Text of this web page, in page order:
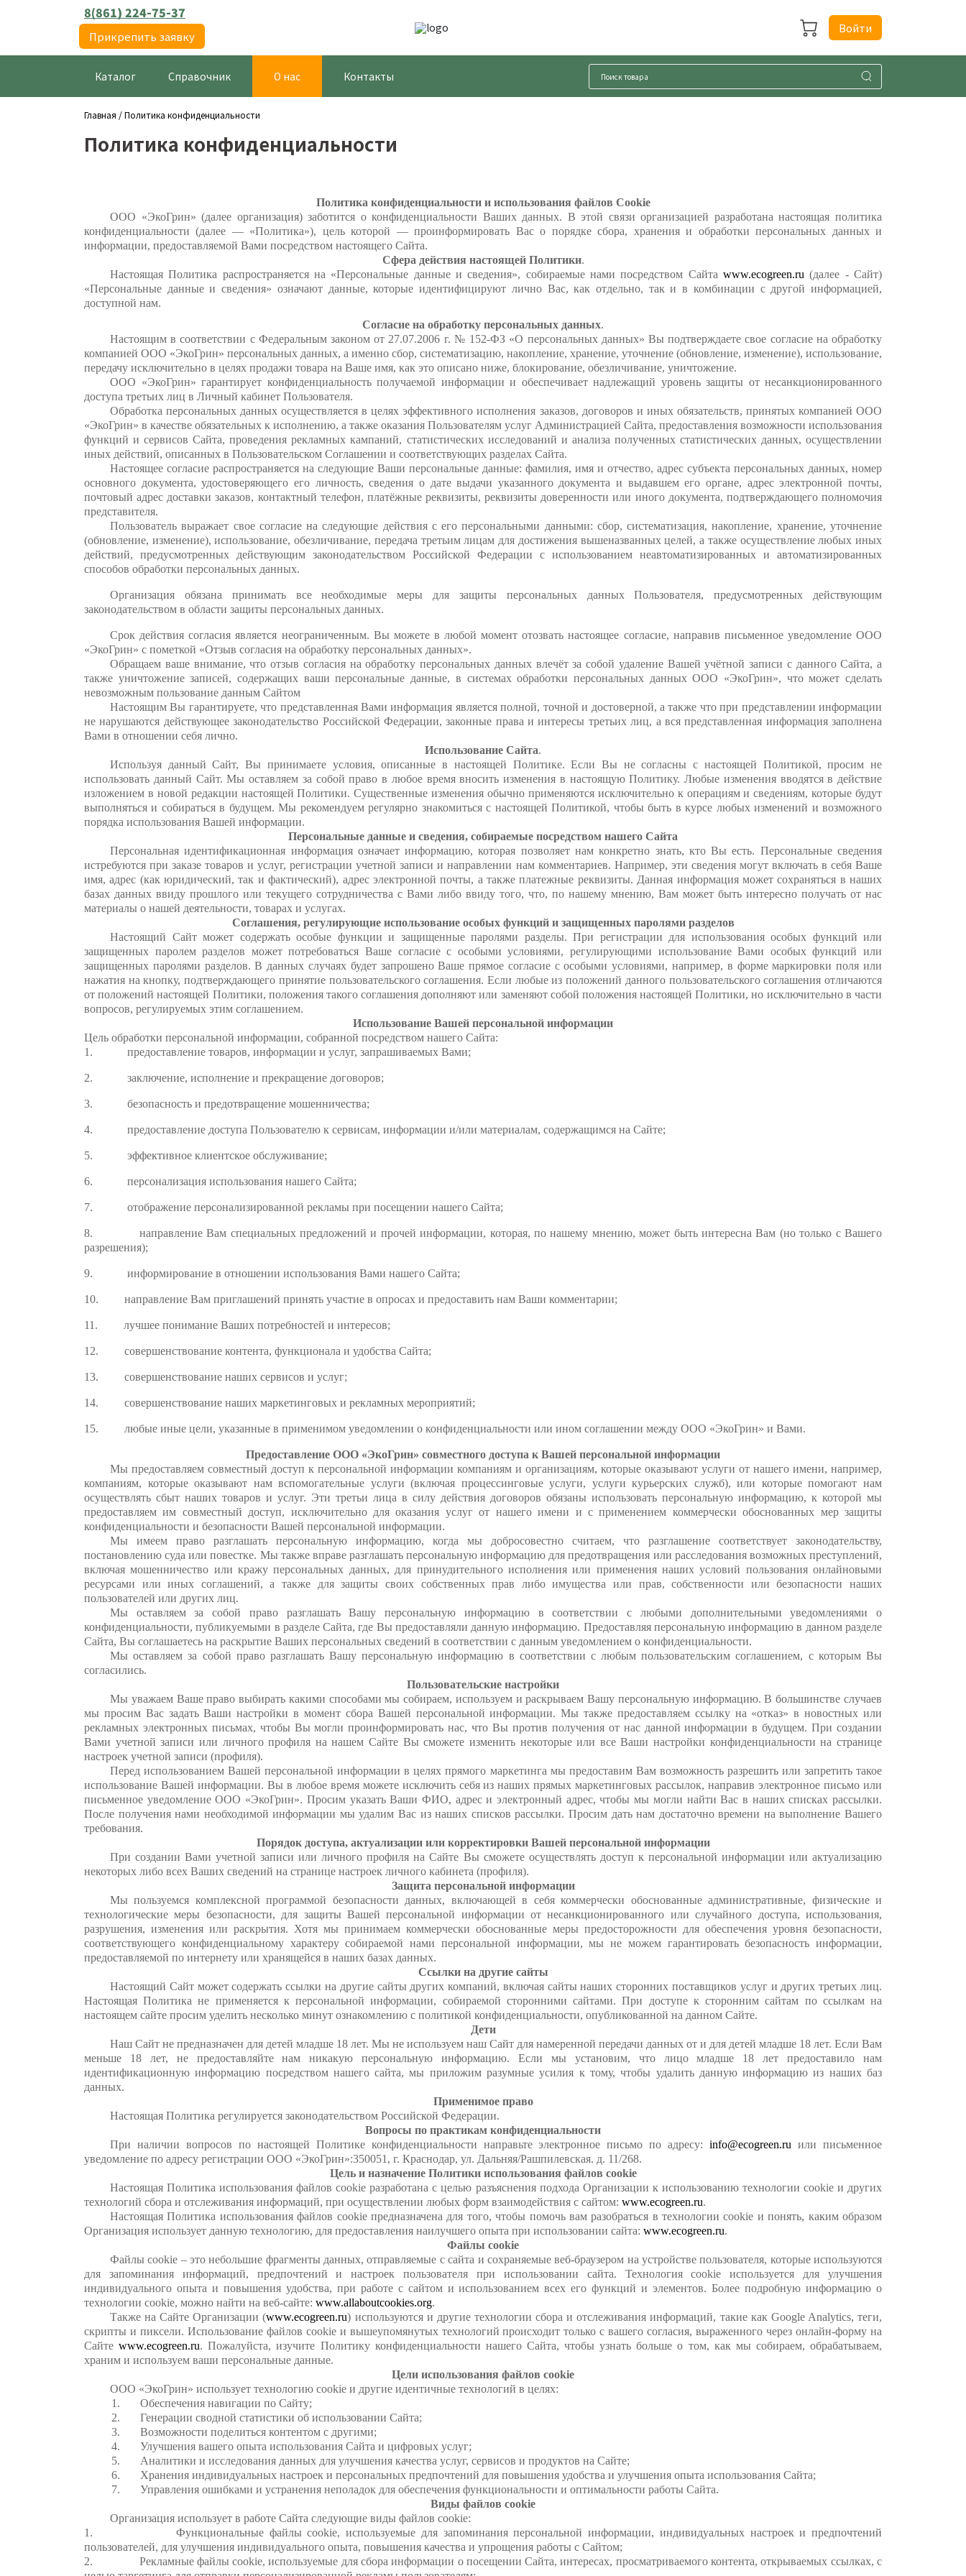
8(861) 224-75-37
Прикрепить заявку
Войти
Каталог Справочник О нас Контакты
Главная /Политика конфиденциальности
Политика конфиденциальности
Политика конфиденциальности и использования файлов Cookie
ООО «ЭкоГрин» (далее организация) заботится о конфиденциальности Ваших данных. В этой связи организацией разработана настоящая политика
конфиденциальности (далее — «Политика»), цель которой — проинформировать Вас о порядке сбора, хранения и обработки персональных данных и
информации, предоставляемой Вами посредством настоящего Сайта.
Сфера действия настоящей Политики.
Настоящая Политика распространяется на «Персональные данные и сведения», собираемые нами посредством Сайта www.ecogreen.ru (далее - Сайт)
«Персональные данные и сведения» означают данные, которые идентифицируют лично Вас, как отдельно, так и в комбинации с другой информацией,
доступной нам.
Согласие на обработку персональных данных.
Настоящим в соответствии с Федеральным законом от 27.07.2006 г. № 152-ФЗ «О персональных данных» Вы подтверждаете свое согласие на обработку
компанией ООО «ЭкоГрин» персональных данных, а именно сбор, систематизацию, накопление, хранение, уточнение (обновление, изменение), использование,
передачу исключительно в целях продажи товара на Ваше имя, как это описано ниже, блокирование, обезличивание, уничтожение.
ООО «ЭкоГрин» гарантирует конфиденциальность получаемой информации и обеспечивает надлежащий уровень защиты от несанкционированного
доступа третьих лиц в Личный кабинет Пользователя.
Обработка персональных данных осуществляется в целях эффективного исполнения заказов, договоров и иных обязательств, принятых компанией ООО
«ЭкоГрин» в качестве обязательных к исполнению, а также оказания Пользователям услуг Администрацией Сайта, предоставления возможности использования
функций и сервисов Сайта, проведения рекламных кампаний, статистических исследований и анализа полученных статистических данных, осуществлении
иных действий, описанных в Пользовательском Соглашении и соответствующих разделах Сайта.
Настоящее согласие распространяется на следующие Ваши персональные данные: фамилия, имя и отчество, адрес субъекта персональных данных, номер
основного документа, удостоверяющего его личность, сведения о дате выдачи указанного документа и выдавшем его органе, адрес электронной почты,
почтовый адрес доставки заказов, контактный телефон, платёжные реквизиты, реквизиты доверенности или иного документа, подтверждающего полномочия
представителя.
Пользователь выражает свое согласие на следующие действия с его персональными данными: сбор, систематизация, накопление, хранение, уточнение
(обновление, изменение), использование, обезличивание, передача третьим лицам для достижения вышеназванных целей, а также осуществление любых иных
действий, предусмотренных действующим законодательством Российской Федерации с использованием неавтоматизированных и автоматизированных
способов обработки персональных данных.
Организация обязана принимать все необходимые меры для защиты персональных данных Пользователя, предусмотренных действующим
законодательством в области защиты персональных данных.
Срок действия согласия является неограниченным. Вы можете в любой момент отозвать настоящее согласие, направив письменное уведомление ООО
«ЭкоГрин» с пометкой «Отзыв согласия на обработку персональных данных».
Обращаем ваше внимание, что отзыв согласия на обработку персональных данных влечёт за собой удаление Вашей учётной записи с данного Сайта, а
также уничтожение записей, содержащих ваши персональные данные, в системах обработки персональных данных ООО «ЭкоГрин», что может сделать
невозможным пользование данным Сайтом
Настоящим Вы гарантируете, что представленная Вами информация является полной, точной и достоверной, а также что при представлении информации
не нарушаются действующее законодательство Российской Федерации, законные права и интересы третьих лиц, а вся представленная информация заполнена
Вами в отношении себя лично.
Использование Сайта.
Используя данный Сайт, Вы принимаете условия, описанные в настоящей Политике. Если Вы не согласны с настоящей Политикой, просим не
использовать данный Сайт. Мы оставляем за собой право в любое время вносить изменения в настоящую Политику. Любые изменения вводятся в действие
изложением в новой редакции настоящей Политики. Существенные изменения обычно применяются исключительно к операциям и сведениям, которые будут
выполняться и собираться в будущем. Мы рекомендуем регулярно знакомиться с настоящей Политикой, чтобы быть в курсе любых изменений и возможного
порядка использования Вашей информации.
Персональные данные и сведения, собираемые посредством нашего Сайта
Персональная идентификационная информация означает информацию, которая позволяет нам конкретно знать, кто Вы есть. Персональные сведения
истребуются при заказе товаров и услуг, регистрации учетной записи и направлении нам комментариев. Например, эти сведения могут включать в себя Ваше
имя, адрес (как юридический, так и фактический), адрес электронной почты, а также платежные реквизиты. Данная информация может сохраняться в наших
базах данных ввиду прошлого или текущего сотрудничества с Вами либо ввиду того, что, по нашему мнению, Вам может быть интересно получать от нас
материалы о нашей деятельности, товарах и услугах.
Соглашения, регулирующие использование особых функций и защищенных паролями разделов
Настоящий Сайт может содержать особые функции и защищенные паролями разделы. При регистрации для использования особых функций или
защищенных паролем разделов может потребоваться Ваше согласие с особыми условиями, регулирующими использование Вами особых функций или
защищенных паролями разделов. В данных случаях будет запрошено Ваше прямое согласие с особыми условиями, например, в форме маркировки поля или
нажатия на кнопку, подтверждающего принятие пользовательского соглашения. Если любые из положений данного пользовательского соглашения отличаются
от положений настоящей Политики, положения такого соглашения дополняют или заменяют собой положения настоящей Политики, но исключительно в части
вопросов, регулируемых этим соглашением.
Использование Вашей персональной информации
Цель обработки персональной информации, собранной посредством нашего Сайта:
1. предоставление товаров, информации и услуг, запрашиваемых Вами;
2. заключение, исполнение и прекращение договоров;
3. безопасность и предотвращение мошенничества;
4. предоставление доступа Пользователю к сервисам, информации и/или материалам, содержащимся на Сайте;
5. эффективное клиентское обслуживание;
6. персонализация использования нашего Сайта;
7. отображение персонализированной рекламы при посещении нашего Сайта;
8. направление Вам специальных предложений и прочей информации, которая, по нашему мнению, может быть интересна Вам (но только с Вашего
разрешения);
9. информирование в отношении использования Вами нашего Сайта;
10. направление Вам приглашений принять участие в опросах и предоставить нам Ваши комментарии;
11. лучшее понимание Ваших потребностей и интересов;
12. совершенствование контента, функционала и удобства Сайта;
13. совершенствование наших сервисов и услуг;
14. совершенствование наших маркетинговых и рекламных мероприятий;
15. любые иные цели, указанные в применимом уведомлении о конфиденциальности или ином соглашении между ООО «ЭкоГрин» и Вами.
Предоставление ООО «ЭкоГрин» совместного доступа к Вашей персональной информации
Мы предоставляем совместный доступ к персональной информации компаниям и организациям, которые оказывают услуги от нашего имени, например,
компаниям, которые оказывают нам вспомогательные услуги (включая процессинговые услуги, услуги курьерских служб), или которые помогают нам
осуществлять сбыт наших товаров и услуг. Эти третьи лица в силу действия договоров обязаны использовать персональную информацию, к которой мы
предоставляем им совместный доступ, исключительно для оказания услуг от нашего имени и с применением коммерчески обоснованных мер защиты
конфиденциальности и безопасности Вашей персональной информации.
Мы имеем право разглашать персональную информацию, когда мы добросовестно считаем, что разглашение соответствует законодательству,
постановлению суда или повестке. Мы также вправе разглашать персональную информацию для предотвращения или расследования возможных преступлений,
включая мошенничество или кражу персональных данных, для принудительного исполнения или применения наших условий пользования онлайновыми
ресурсами или иных соглашений, а также для защиты своих собственных прав либо имущества или прав, собственности или безопасности наших
пользователей или других лиц.
Мы оставляем за собой право разглашать Вашу персональную информацию в соответствии с любыми дополнительными уведомлениями о
конфиденциальности, публикуемыми в разделе Сайта, где Вы предоставляли данную информацию. Предоставляя персональную информацию в данном разделе
Сайта, Вы соглашаетесь на раскрытие Ваших персональных сведений в соответствии с данным уведомлением о конфиденциальности.
Мы оставляем за собой право разглашать Вашу персональную информацию в соответствии с любым пользовательским соглашением, с которым Вы
согласились.
Пользовательские настройки
Мы уважаем Ваше право выбирать какими способами мы собираем, используем и раскрываем Вашу персональную информацию. В большинстве случаев
мы просим Вас задать Ваши настройки в момент сбора Вашей персональной информации. Мы также предоставляем ссылку на «отказ» в новостных или
рекламных электронных письмах, чтобы Вы могли проинформировать нас, что Вы против получения от нас данной информации в будущем. При создании
Вами учетной записи или личного профиля на нашем Сайте Вы сможете изменить некоторые или все Ваши настройки конфиденциальности на странице
настроек учетной записи (профиля).
Перед использованием Вашей персональной информации в целях прямого маркетинга мы предоставим Вам возможность разрешить или запретить такое
использование Вашей информации. Вы в любое время можете исключить себя из наших прямых маркетинговых рассылок, направив электронное письмо или
письменное уведомление ООО «ЭкоГрин». Просим указать Ваши ФИО, адрес и электронный адрес, чтобы мы могли найти Вас в наших списках рассылки.
После получения нами необходимой информации мы удалим Вас из наших списков рассылки. Просим дать нам достаточно времени на выполнение Вашего
требования.
Порядок доступа, актуализации или корректировки Вашей персональной информации
При создании Вами учетной записи или личного профиля на Сайте Вы сможете осуществлять доступ к персональной информации или актуализацию
некоторых либо всех Ваших сведений на странице настроек личного кабинета (профиля).
Защита персональной информации
Мы пользуемся комплексной программой безопасности данных, включающей в себя коммерчески обоснованные административные, физические и
технологические меры безопасности, для защиты Вашей персональной информации от несанкционированного или случайного доступа, использования,
разрушения, изменения или раскрытия. Хотя мы принимаем коммерчески обоснованные меры предосторожности для обеспечения уровня безопасности,
соответствующего конфиденциальному характеру собираемой нами персональной информации, мы не можем гарантировать безопасность информации,
предоставляемой по интернету или хранящейся в наших базах данных.
Ссылки на другие сайты
Настоящий Сайт может содержать ссылки на другие сайты других компаний, включая сайты наших сторонних поставщиков услуг и других третьих лиц.
Настоящая Политика не применяется к персональной информации, собираемой сторонними сайтами. При доступе к сторонним сайтам по ссылкам на
настоящем сайте просим уделить несколько минут ознакомлению с политикой конфиденциальности, опубликованной на данном Сайте.
Дети
Наш Сайт не предназначен для детей младше 18 лет. Мы не используем наш Сайт для намеренной передачи данных от и для детей младше 18 лет. Если Вам
меньше 18 лет, не предоставляйте нам никакую персональную информацию. Если мы установим, что лицо младше 18 лет предоставило нам
идентификационную информацию посредством нашего сайта, мы приложим разумные усилия к тому, чтобы удалить данную информацию из наших баз
данных.
Применимое право
Настоящая Политика регулируется законодательством Российской Федерации.
Вопросы по практикам конфиденциальности
При наличии вопросов по настоящей Политике конфиденциальности направьте электронное письмо по адресу:info@ecogreen.ru или письменное
уведомление по адресу регистрации ООО «ЭкоГрин»:350051, г. Краснодар, ул. Дальняя/Рашпилевская. д. 11/268.
Цель и назначение Политики использования файлов cookie
Настоящая Политика использования файлов cookie разработана с целью разъяснения подхода Организации к использованию технологии cookie и других
технологий сбора и отслеживания информаций, при осуществлении любых форм взаимодействия с сайтом: www.ecogreen.ru.
Настоящая Политика использования файлов cookie предназначена для того, чтобы помочь вам разобраться в технологии cookie и понять, каким образом
Организация использует данную технологию, для предоставления наилучшего опыта при использовании сайта: www.ecogreen.ru.
Файлы cookie
Файлы cookie – это небольшие фрагменты данных, отправляемые с сайта и сохраняемые веб-браузером на устройстве пользователя, которые используются
для запоминания информаций, предпочтений и настроек пользователя при использовании сайта. Технология cookie используется для улучшения
индивидуального опыта и повышения удобства, при работе с сайтом и использованием всех его функций и элементов. Более подробную информацию о
технологии cookie, можно найти на веб-сайте: www.allaboutcookies.org.
Также на Сайте Организации (www.ecogreen.ru) используются и другие технологии сбора и отслеживания информаций, такие как Google Analytics, теги,
скрипты и пиксели. Использование файлов cookie и вышеупомянутых технологий происходит только с вашего согласия, выраженного через онлайн-форму на
Сайтеwww.ecogreen.ru. Пожалуйста, изучите Политику конфиденциальности нашего Сайта, чтобы узнать больше о том, как мы собираем, обрабатываем,
храним и используем ваши персональные данные.
Цели использования файлов cookie
ООО «ЭкоГрин» использует технологию cookie и другие идентичные технологий в целях:
1. Обеспечения навигации по Сайту;
2. Генерации сводной статистики об использовании Сайта;
3. Возможности поделиться контентом с другими;
4. Улучшения вашего опыта использования Сайта и цифровых услуг;
5. Аналитики и исследования данных для улучшения качества услуг, сервисов и продуктов на Сайте;
6. Хранения индивидуальных настроек и персональных предпочтений для повышения удобства и улучшения опыта использования Сайта;
7. Управления ошибками и устранения неполадок для обеспечения функциональности и оптимальности работы Сайта.
Виды файлов сookie
Организация использует в работе Сайта следующие виды файлов cookie:
1. Функциональные файлы сookie, используемые для запоминания персональной информации, индивидуальных настроек и предпочтений
пользователей, для улучшения индивидуального опыта, повышения качества и упрощения работы с Сайтом;
2. Рекламные файлы сookie, используемые для сбора информации о посещении Сайта, интересах, просматриваемого контента, открываемых ссылках, с